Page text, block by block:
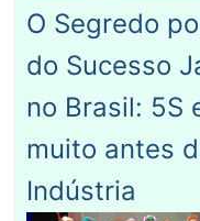
O Segredo
do Sucesso
no Brasil: 5S
muito antes
Indústria